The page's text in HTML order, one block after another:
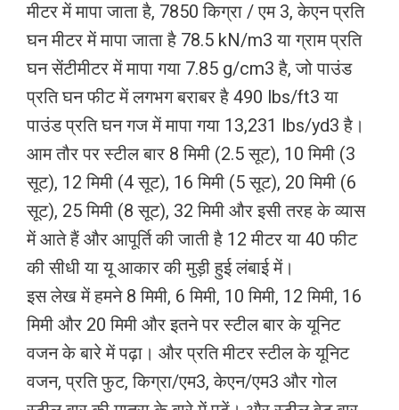
मीटर में मापा जाता है, 7850 किग्रा / एम 3, केएन प्रति
घन मीटर में मापा जाता है 78.5 kN/m3 या ग्राम प्रति
घन सेंटीमीटर में मापा गया 7.85 g/cm3 है, जो पाउंड
प्रति घन फीट में लगभग बराबर है 490 lbs/ft3 या
पाउंड प्रति घन गज में मापा गया 13,231 lbs/yd3 है।
आम तौर पर स्टील बार 8 मिमी (2.5 सूट), 10 मिमी (3
सूट), 12 मिमी (4 सूट), 16 मिमी (5 सूट), 20 मिमी (6
सूट), 25 मिमी (8 सूट), 32 मिमी और इसी तरह के व्यास
में आते हैं और आपूर्ति की जाती है 12 मीटर या 40 फीट
की सीधी या यू आकार की मुड़ी हुई लंबाई में।
इस लेख में हमने 8 मिमी, 6 मिमी, 10 मिमी, 12 मिमी, 16
मिमी और 20 मिमी और इतने पर स्टील बार के यूनिट
वजन के बारे में पढ़ा। और प्रति मीटर स्टील के यूनिट
वजन, प्रति फुट, किग्रा/एम3, केएन/एम3 और गोल